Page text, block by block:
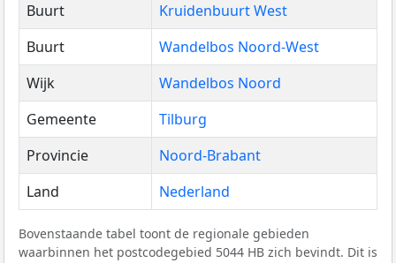
Buurt
Kruidenbuurt West
Buurt
Wandelbos Noord-West
Wijk
Wandelbos Noord
Gemeente
Tilburg
Provincie
Noord-Brabant
Land
Nederland
Bovenstaande tabel toont de regionale gebieden
waarbinnen het postcodegebied 5044 HB zich bevindt. Dit is